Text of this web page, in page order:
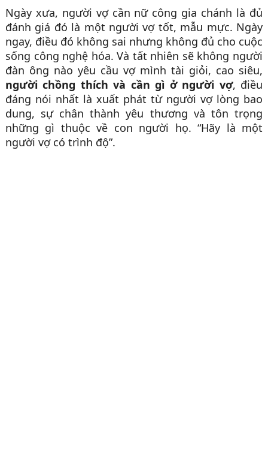
Ngày xưa, người vợ cần nữ công gia chánh là đủ
đánh giá đó là một người vợ tốt, mẫu mực. Ngày
ngay, điều đó không sai nhưng không đủ cho cuộc
sống công nghệ hóa. Và tất nhiên sẽ không người
đàn ông nào yêu cầu vợ mình tài giỏi, cao siêu,
người chồng thích và cần gì ở người vợ, điều
đáng nói nhất là xuất phát từ người vợ lòng bao
dung, sự chân thành yêu thương và tôn trọng
những gì thuộc về con người họ. “Hãy là một
người vợ có trình độ”.